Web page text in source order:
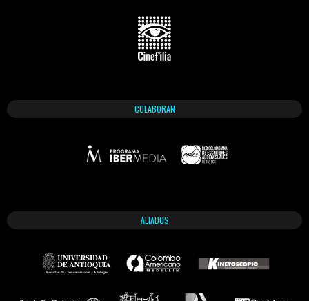
COLABORAN
ALIADOS